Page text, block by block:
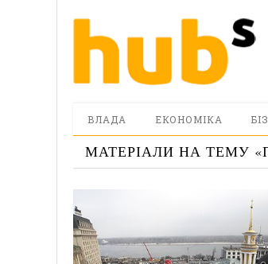
ВЛАДА ЕКОНОМІКА
МАТЕРІАЛИ НА ТЕМУ «